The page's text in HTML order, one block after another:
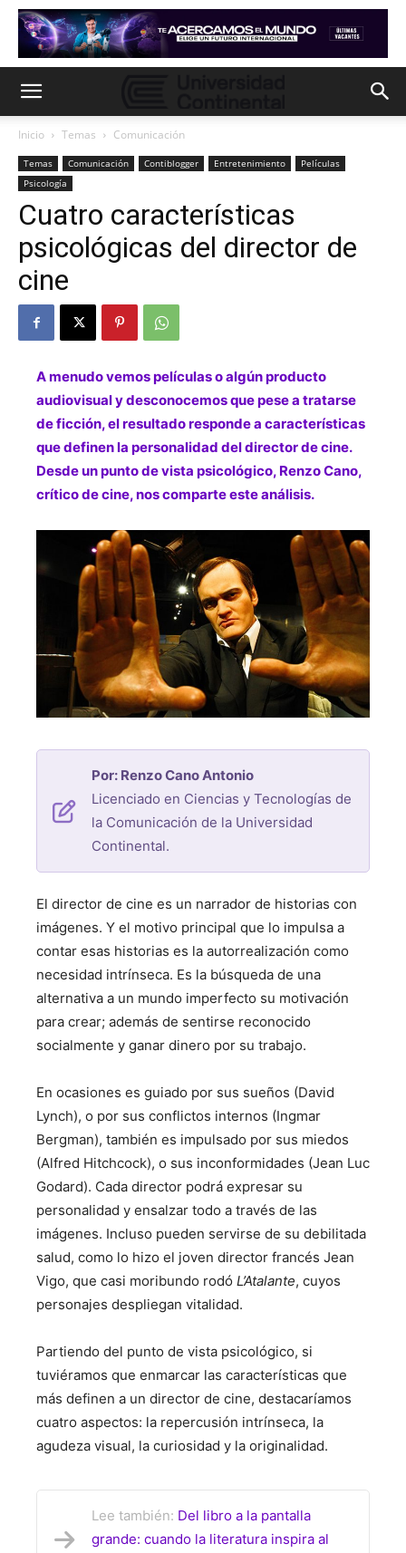
Inicio Temas Comunicación
Temas Comunicación Contiblogger Entretenimiento
Películas
Psicología
Cuatro características
psicológicas del director de
cine
A menudo vemos películas o algún producto
audiovisual y desconocemos que pese a tratarse
de ficción, el resultado responde a características
que definen la personalidad del director de cine.
Desde un punto de vista psicológico, Renzo Cano,
crítico de cine, nos comparte este análisis.
Por: Renzo Cano Antonio
Licenciado en Ciencias y Tecnologías de
la Comunicación de la Universidad
Continental.
El director de cine es un narrador de historias con
imágenes. Y el motivo principal que lo impulsa a
contar esas historias es la autorrealización como
necesidad intrínseca. Es la búsqueda de una
alternativa a un mundo imperfecto su motivación
para crear; además de sentirse reconocido
socialmente y ganar dinero por su trabajo.
En ocasiones es guiado por sus sueños (David
Lynch), o por sus conflictos internos (Ingmar
Bergman), también es impulsado por sus miedos
(Alfred Hitchcock), o sus inconformidades (Jean Luc
Godard). Cada director podrá expresar su
personalidad y ensalzar todo a través de las
imágenes. Incluso pueden servirse de su debilitada
salud, como lo hizo el joven director francés Jean
Vigo, que casi moribundo rodó L’Atalante, cuyos
personajes despliegan vitalidad.
Partiendo del punto de vista psicológico, si
tuviéramos que enmarcar las características que
más definen a un director de cine, destacaríamos
cuatro aspectos: la repercusión intrínseca, la
agudeza visual, la curiosidad y la originalidad.
Lee también: Del libro a la pantalla
grande: cuando la literatura inspira al